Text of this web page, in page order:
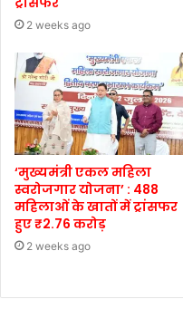
2 weeks ago
‘मुख्यमंत्री एकल महिला
स्वरोजगार योजना’ : 488
महिलाओं के खातों में ट्रांसफर
हुए ₹2.76 करोड़
2 weeks ago